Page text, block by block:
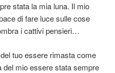
stata la mia luna. Il mio
di fare luce sulle cose
i cattivi pensieri…
tuo essere rimasta come
mio essere stata sempre